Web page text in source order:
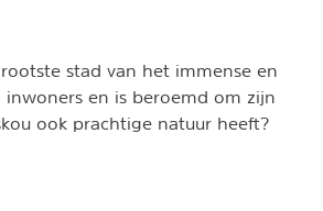
stad van het immense en
inwoners en is beroemd om zijn
ook prachtige natuur heeft?